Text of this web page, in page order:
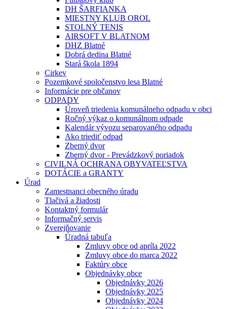
DH ŠARFIANKA
MIESTNY KLUB OROL
STOLNÝ TENIS
AIRSOFT V BLATNOM
DHZ Blatné
Dobrá dedina Blatné
Stará škola 1894
Cirkev
Pozemkové spoločenstvo lesa Blatné
Informácie pre občanov
ODPADY
Úroveň triedenia komunálneho odpadu v obci
Ročný výkaz o komunálnom odpade
Kalendár vývozu separovaného odpadu
Ako triediť odpad
Zberný dvor
Zberný dvor - Prevádzkový poriadok
CIVILNÁ OCHRANA OBYVATEĽSTVA
DOTÁCIE a GRANTY
Úrad
Zamestnanci obecného úradu
Tlačivá a žiadosti
Kontaktný formulár
Informačný servis
Zverejňovanie
Úradná tabuľa
Zmluvy obce od apríla 2022
Zmluvy obce do marca 2022
Faktúry obce
Objednávky obce
Objednávky 2026
Objednávky 2025
Objednávky 2024